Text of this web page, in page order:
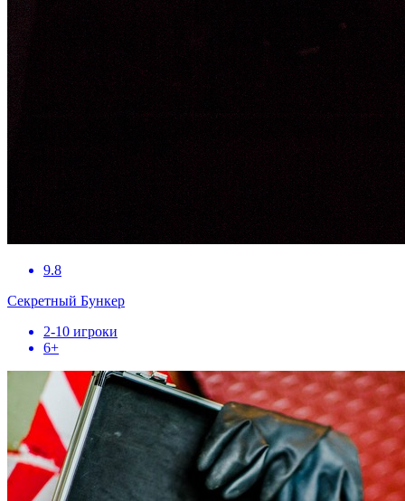
9.8
Секретный Бункер
2-10 игроки
6+